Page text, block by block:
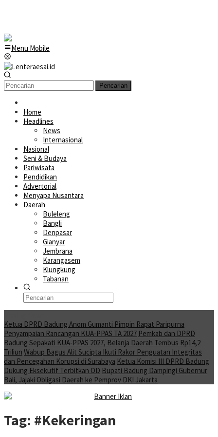
Menu Mobile
Pencarian
Home
Headlines
News
Internasional
Nasional
Seni & Budaya
Pariwisata
Pendidikan
Advertorial
Menyapa Nusantara
Daerah
Buleleng
Bangli
Denpasar
Gianyar
Jembrana
Karangasem
Klungkung
Tabanan
Ketua DPRD Badung Anom Gumanti Pimpin Rapat Paripurna
Penyampaian Rancangan KUA-PPAS TA 2027 Pemkab dan DPRD
Badung Sepakati KUA-PPAS 2027, Belanja Daerah Tembus Rp14,2
Triliun Wabup Bagus Alit Sucipta Ikuti Rakor Penguatan Integritas
dan Pencegahan Korupsi di Surabaya Ketua Komisi III DPRD Badung
Dukung Eksekutif Terbitkan OD Bupati Badung Dampingi Gubernur
Bali, Jajaki Obligasi Daerah ke Pemprov DKI Jakarta
Tag: #Kekeringan